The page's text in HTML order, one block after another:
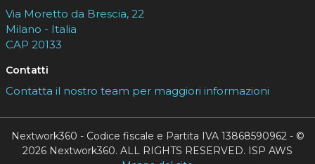
Via Moretto da Brescia, 22
Milano - Italia
CAP 20133
Contatti
Contatta il nostro team per maggiori informazioni
Nextwork360 - Codice fiscale e Partita IVA 13868590962 - ©
2026 Nextwork360. ALL RIGHTS RESERVED. ISP AWS